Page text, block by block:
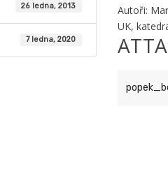
26 ledna, 2013
7 ledna, 2020
Autoři:
UK,